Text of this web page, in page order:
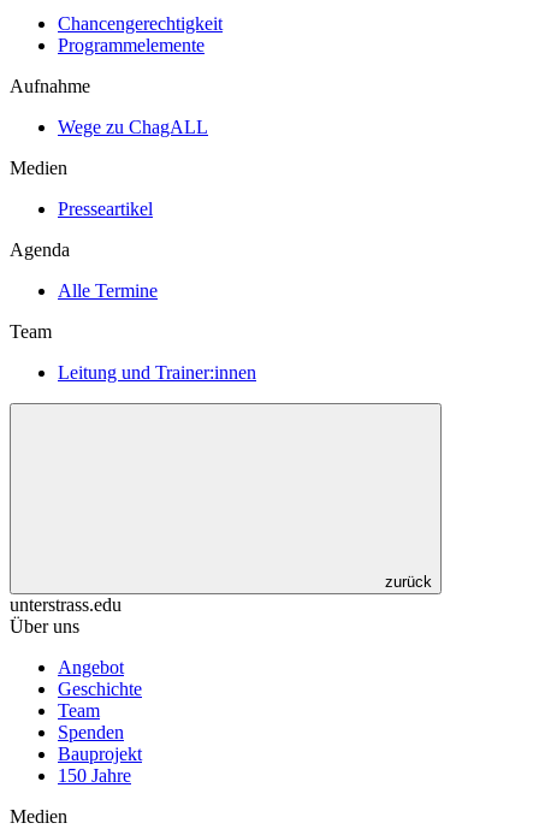
Chancengerechtigkeit
Programmelemente
Aufnahme
Wege zu ChagALL
Medien
Presseartikel
Agenda
Alle Termine
Team
Leitung und Trainer:innen
zurück
unterstrass.edu
Über uns
Angebot
Geschichte
Team
Spenden
Bauprojekt
150 Jahre
Medien